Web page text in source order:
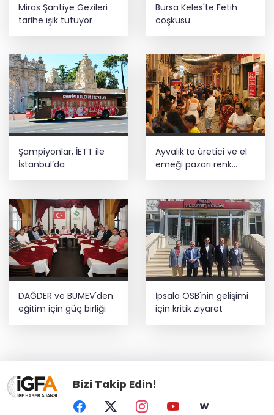
Miras Şantiye Gezileri
tarihe ışık tutuyor
Bursa Keles'te Fetih
coşkusu
Şampiyonlar, İETT ile
İstanbul’da
Ayvalık’ta üretici ve el
emeği pazarı renk
katıyor
DAĞDER ve BUMEV'den
eğitim için güç birliği
İpsala OSB'nin gelişimi
için kritik ziyaret
Bizi Takip Edin!